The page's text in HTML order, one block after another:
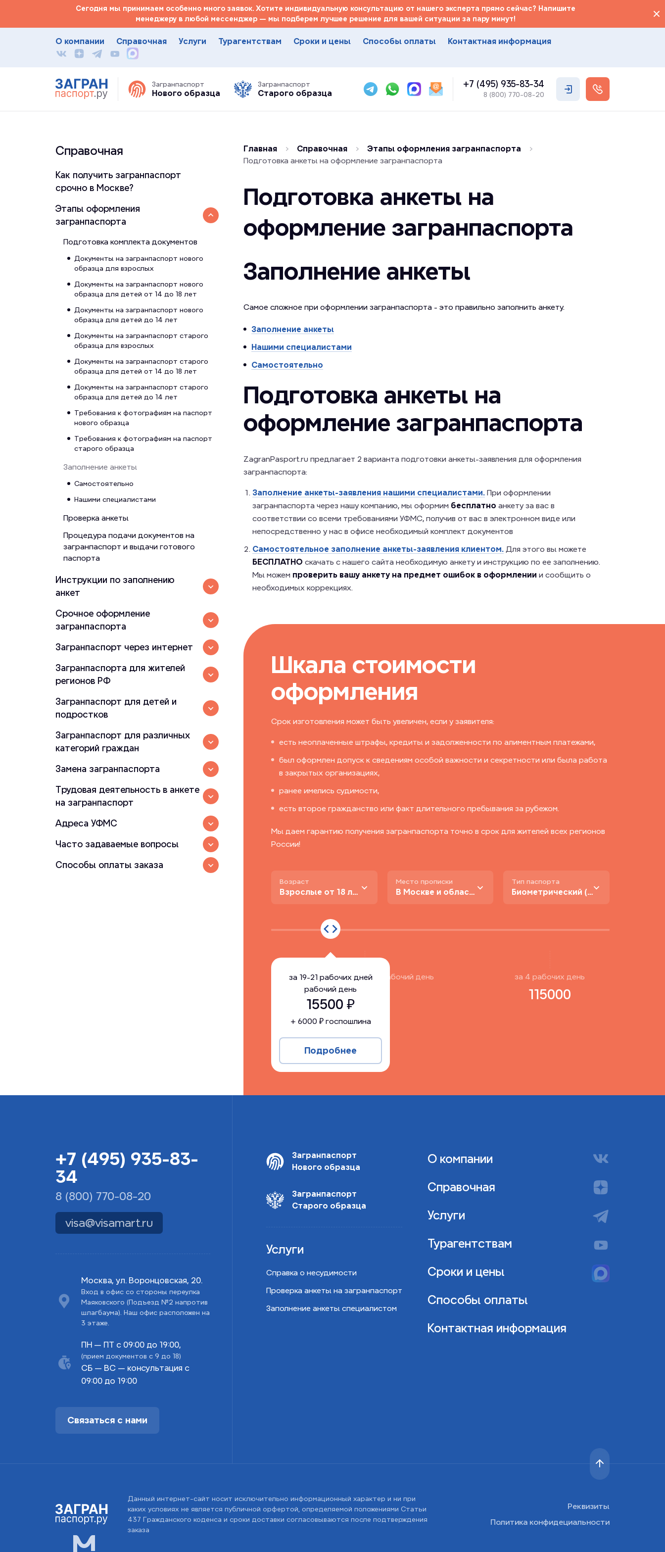
Сегодня мы принимаем особенно много заявок. Хотите индивидуальную консультацию от нашего эксперта прямо сейчас? Напишите
менеджеру в любой мессенджер — мы подберем лучшее решение для вашей ситуации за пару минут!
О компании Справочная Услуги Турагентствам Сроки и цены Способы оплаты Контактная информация
Загранпаспорт
Нового образца
Загранпаспорт
Старого образца
+7 (495) 935-83-34
8 (800) 770-08-20
Справочная
Как получить загранпаспорт
срочно в Москве?
Этапы оформления
загранпаспорта
Подготовка комплекта документов
Документы на загранпаспорт нового
образца для взрослых
Документы на загранпаспорт нового
образца для детей от 14 до 18 лет
Документы на загранпаспорт нового
образца для детей до 14 лет
Документы на загранпаспорт старого
образца для взрослых
Документы на загранпаспорт старого
образца для детей от 14 до 18 лет
Документы на загранпаспорт старого
образца для детей до 14 лет
Требования к фотографиям на паспорт
нового образца
Требования к фотографиям на паспорт
старого образца
Заполнение анкеты
Самостоятельно
Нашими специалистами
Проверка анкеты
Процедура подачи документов на
загранпаспорт и выдачи готового
паспорта
Инструкции по заполнению
анкет
Срочное оформление
загранпаспорта
Загранпаспорт через интернет
Загранпаспорта для жителей
регионов РФ
Загранпаспорт для детей и
подростков
Загранпаспорт для различных
категорий граждан
Замена загранпаспорта
Трудовая деятельность в анкете
на загранпаспорт
Адреса УФМС
Часто задаваемые вопросы
Способы оплаты заказа
Главная Справочная
Этапы оформления загранпаспорта
Подготовка анкеты на оформление загранпаспорта
Подготовка анкеты на
оформление загранпаспорта
Заполнение анкеты
Самое сложное при оформлении загранпаспорта - это правильно заполнить анкету.
Заполнение анкеты
Нашими специалистами
Самостоятельно
Подготовка анкеты на
оформление загранпаспорта
ZagranPasport.ru предлагает 2 варианта подготовки анкеты-заявления для оформления
загранпаспорта:
Заполнение анкеты-заявления нашими специалистами. При оформлении
загранпаспорта через нашу компанию, мы оформим бесплатно анкету за вас в
соответствии со всеми требованиями УФМС, получив от вас в электронном виде или
непосредственно у нас в офисе необходимый комплект документов
Самостоятельное заполнение анкеты-заявления клиентом. Для этого вы можете
БЕСПЛАТНО скачать с нашего сайта необходимую анкету и инструкцию по ее заполнению.
Мы можем проверить вашу анкету на предмет ошибок в оформлении и сообщить о
необходимых коррекциях.
Шкала стоимости
оформления
Срок изготовления может быть увеличен, если у заявителя:
есть неоплаченные штрафы, кредиты и задолженности по алиментным платежами,
был оформлен допуск к сведениям особой важности и секретности или была работа
в закрытых организациях,
ранее имелись судимости,
есть второе гражданство или факт длительного пребывания за рубежом.
Мы даем гарантию получения загранпаспорта точно в срок для жителей всех регионов
России!
Возраст
Взрослые от 18 лет
Место прописки
В Москве и области
Тип паспорта
Биометрический (нового образца)
за19-21 рабочих дней рабочий день
15500
за 4 рабочиx день
115000
за 19-21 рабочих дней
рабочий день
15500 ₽
+ 6000₽ госпошлина
Подробнее
+7 (495) 935-83-
34
8 (800) 770-08-20
visa@visamart.ru
Москва, ул. Воронцовская, 20.
Вход в офис со стороны переулка
Маяковского (Подъезд №2 напротив
шлагбаума). Наш офис расположен на
3 этаже.
ПН — ПТ с 09:00 до 19:00,
(прием документов с 9 до 18)
СБ — ВС — консультация с
09:00 до 19:00
Связаться с нами
Загранпаспорт
Нового образца
Загранпаспорт
Старого образца
Услуги
Справка о несудимости
Проверка анкеты на загранпаспорт
Заполнение анкеты специалистом
О компании
Справочная
Услуги
Турагентствам
Сроки и цены
Способы оплаты
Контактная информация
Данный интернет-сайт носит исключительно информационный характер и ни при
каких условиях не является публичной орфертой, определяемой положениями Статьи
437 Гражданского коденса и сроки доставки согласовываются после подтверждения
заказа
Реквизиты
Политика конфидециальности